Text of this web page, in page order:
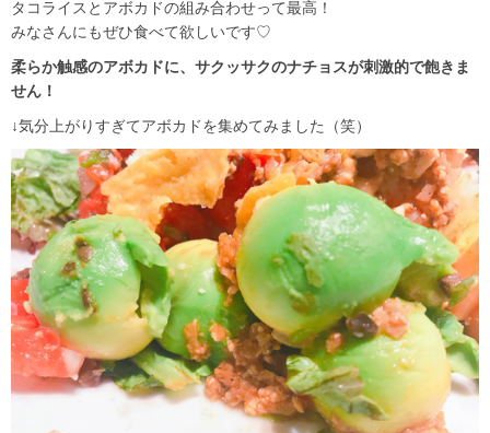
タコライスとアボカドの組み合わせって最高！
みなさんにもぜひ食べて欲しいです♡
柔らか触感のアボカドに、サクッサクのナチョスが刺激的で飽きま
せん！
↓気分上がりすぎてアボカドを集めてみました（笑）